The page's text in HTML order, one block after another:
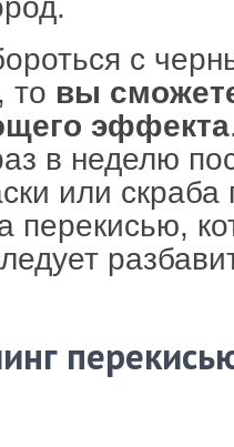
с
то вы
эффекта
в неделю
или скраба
перекисью,